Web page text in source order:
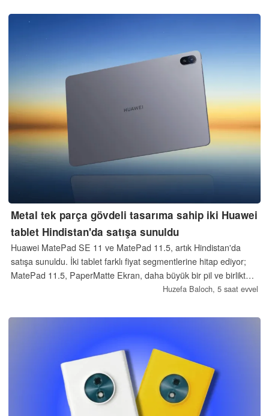
ürünü şimdiden daha ucuza satışa sunuyor.
Metal tek parça gövdeli tasarıma sahip iki Huawei
tablet Hindistan'da satışa sunuldu
Huawei MatePad SE 11 ve MatePad 11.5, artık Hindistan'da
satışa sunuldu. İki tablet farklı fiyat segmentlerine hitap ediyor;
MatePad 11.5, PaperMatte Ekran, daha büyük bir pil ve birlikte
Huzefa Baloch, 5 saat evvel